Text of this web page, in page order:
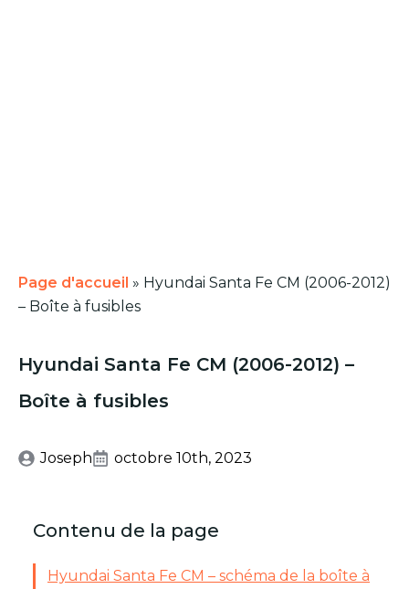
Page d'accueil » Hyundai Santa Fe CM (2006-2012)
– Boîte à fusibles
Hyundai Santa Fe CM (2006-2012) –
Boîte à fusibles
Joseph octobre 10th, 2023
Contenu de la page
Hyundai Santa Fe CM – schéma de la boîte à